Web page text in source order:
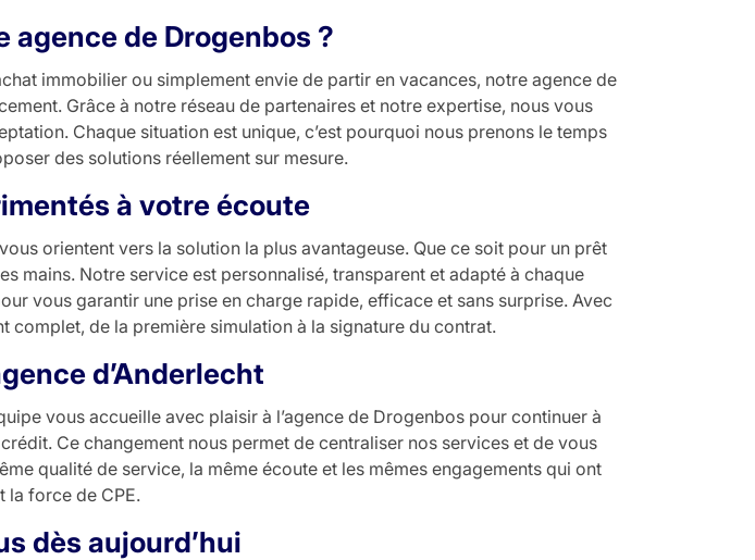
agence de Drogenbos ?
immobilier ou simplement envie de partir en vacances, notre agence de
Grâce à notre réseau de partenaires et notre expertise, nous vous
Chaque situation est unique, c’est pourquoi nous prenons le temps
des solutions réellement sur mesure.
à votre écoute
orientent vers la solution la plus avantageuse. Que ce soit pour un prêt
mains. Notre service est personnalisé, transparent et adapté à chaque
vous garantir une prise en charge rapide, efficace et sans surprise. Avec
complet, de la première simulation à la signature du contrat.
d’Anderlecht
vous accueille avec plaisir à l’agence de Drogenbos pour continuer à
Ce changement nous permet de centraliser nos services et de vous
qualité de service, la même écoute et les mêmes engagements qui ont
la force de CPE.
dès aujourd’hui